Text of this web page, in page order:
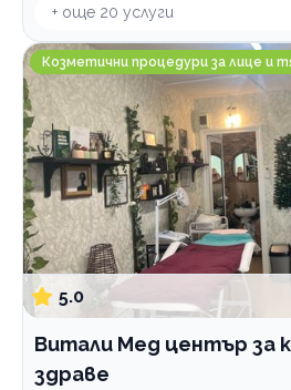
+ още 20 услуги
Витали Мед център за
Козметични процедури за лице и
5.0
Витали Мед център за
здраве